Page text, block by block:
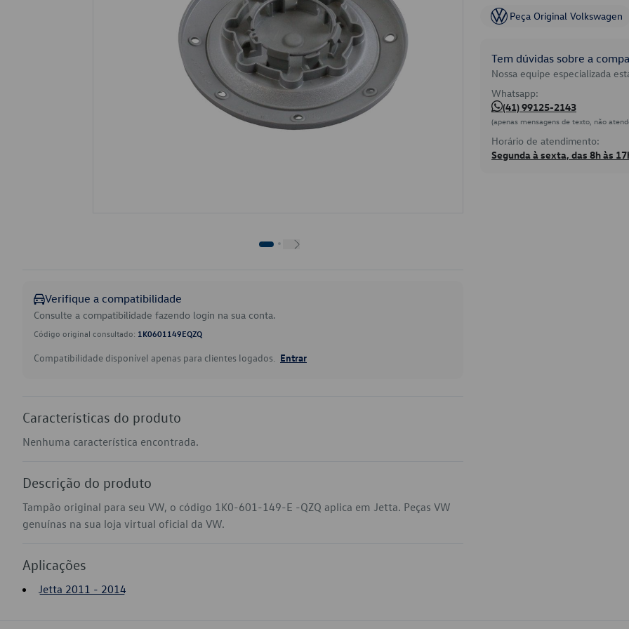
Verifique a compatibilidade
Consulte a compatibilidade fazendo login na sua conta.
Código original consultado: 1K0601149EQZQ
Compatibilidade disponível apenas para clientes logados. Entrar
Características do produto
Nenhuma característica encontrada.
Descrição do produto
Tampão original para seu VW, o código 1K0-601-149-E -QZQ aplica em Jetta. Peças VW
genuínas na sua loja virtual oficial da VW.
Aplicações
Jetta 2011 - 2014
Peça Original Volkswagen
Tem dúvidas sobre a
Nossa equipe especializada
Whatsapp:
(41) 99125-2143
(apenas mensagens de texto, não
Horário de atendimento:
Segunda à sexta, das 8h às